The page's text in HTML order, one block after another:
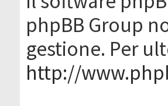
phpBB Group
gestione. Per
http://